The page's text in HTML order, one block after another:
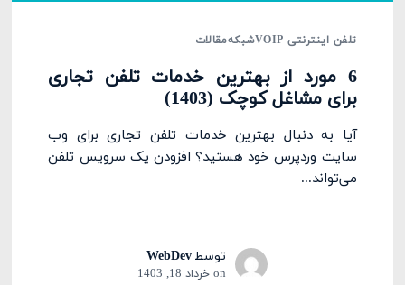
تلفن اینترنتی VOIP شبکهمقالات
6 مورد از بهترین خدمات تلفن تجاری
برای مشاغل کوچک (1403)
آیا به دنبال بهترین خدمات تلفن تجاری برای وب
سایت وردپرس خود هستید؟ افزودن یک سرویس تلفن
می‌تواند...
توسطWebDev
onخرداد 18, 1403